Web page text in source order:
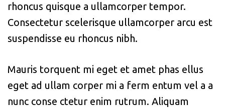
rhoncus quisque a ullamcorper tempor.
Consectetur scelerisque ullamcorper arcu est
suspendisse eu rhoncus nibh.
Mauris torquent mi eget et amet phas ellus
eget ad ullam corper mi a ferm entum vel a a
nunc conse ctetur enim rutrum. Aliquam